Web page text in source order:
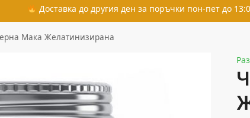
Доставка до другия ден за поръчки пон-пет до
Мака Желатинизирана